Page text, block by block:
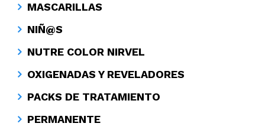
MASCARILLAS
NIÑ@S
NUTRE COLOR NIRVEL
OXIGENADAS Y REVELADORES
PACKS DE TRATAMIENTO
PERMANENTE